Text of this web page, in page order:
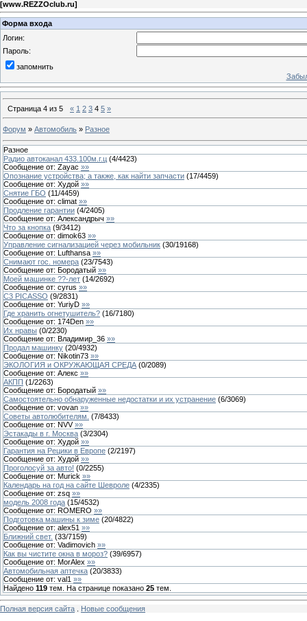
[www.REZZOclub.ru]
Форма входа
Логин:
Пароль:
запомнить
Страница 4 из 5 « 1 2 3 4 5 »
Форум » Автомобиль » Разное
Разное
Радио автоканал 433.100м.г.ц (4/4423)
Сообщение от: Zayac »»
Опознание устройства; а также, как найти запчасти (17/4459)
Сообщение от: Худой »»
Снятие ГБО (11 /4459)
Сообщение от: climat »»
Продление гарантии (4/2405)
Сообщение от: Александрыч »»
Что за кнопка (9/3412)
Сообщение от: dimok63 »»
Управление сигнализацией через мобильник (30/19168)
Сообщение от:
Lufthansa »»
Снимают гос. номера (23/7543)
Сообщение от: Бородатый »»
Моей машинке ??-лет (14/2692)
Сообщение от: cyrus »»
C3 PICASSO (9/2831 )
Сообщение от: YuriyD »»
Где хранить огнетушитель? (16/7180)
Сообщение от: 174Den »»
Их нравы (0/2230)
Сообщение от: Владимир_36 »»
Продал машинку (20/4932)
Сообщение от: Nikotin73 »»
ЭКОЛОГИЯ и ОКРУЖАЮЩАЯ СРЕДА (0/2089)
Сообщение от: Алекс »»
АКПП (1 /2263)
Сообщение от: Бородатый »»
Самостоятельно обнаруженные недостатки и их устранение (6/3069)
Сообщение от: vovan »»
Советы автолюбителям. (7/8433)
Сообщение от: NVV »»
Эстакады в г. Москва (3/2304)
Сообщение от: Худой »»
Гарантия на Рецики в Европе (2/2197)
Сообщение от: Худой »»
Проголосуй за авто! (0/2255)
Сообщение от: Murick »»
Календарь на год на сайте Шевроле (4/2335)
Сообщение от: zsq »»
модель 2008 года (15/4532)
Сообщение от: ROMERO »»
Подготовка машины к зиме (20/4822)
Сообщение от: alex51 »»
Ближний свет. (33/7159)
Сообщение от: Vadimovich »»
Как вы чистите окна в мороз? (39/6957)
Сообщение от: MorAlex »»
Автомобильная аптечка (20/3833)
Сообщение от: val1 »»
Найдено 119 тем. На странице показано 25 тем.
Полная версия сайта Новые сообщения